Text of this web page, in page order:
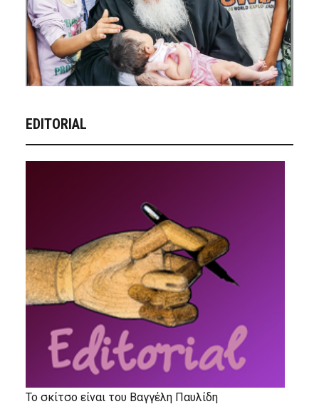
EDITORIAL
Το σκίτσο είναι του Βαγγέλη Παυλίδη